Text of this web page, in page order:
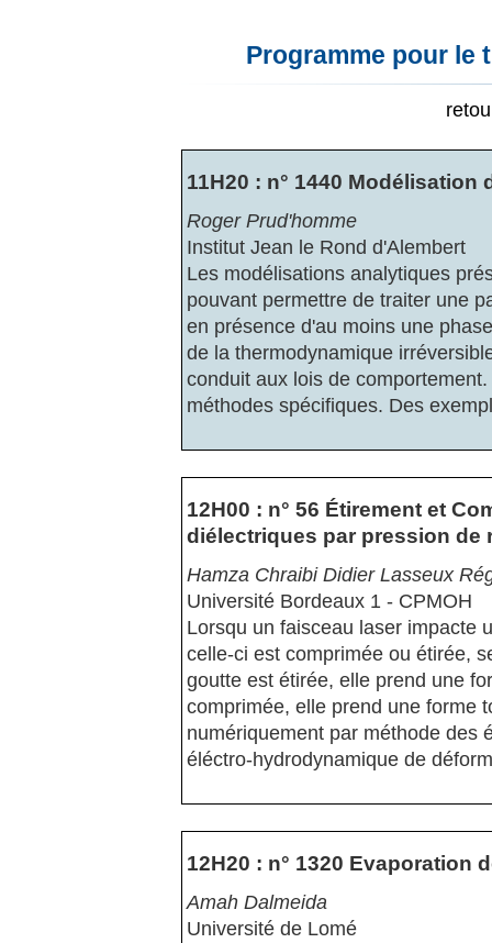
Programme pour le
11H20 : n° 1440 Modélisation
Roger Prud'homme
Institut Jean le Rond d'Alembert
Les modélisations analytiques
pouvant permettre de traiter une
en présence d'au moins une
de la thermodynamique
conduit aux lois de
méthodes spécifiques. Des
12H00 : n° 56 Étirement et
diélectriques par pression de
Hamza Chraibi Didier Lasseux
Université Bordeaux 1 - CPMOH
Lorsqu un faisceau laser impacte
celle-ci est comprimée ou étirée,
goutte est étirée, elle prend une
comprimée, elle prend une forme
numériquement par méthode des
éléctro-hydrodynamique de
12H20 : n° 1320 Evaporation
Amah Dalmeida
Université de Lomé